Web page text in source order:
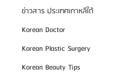
ข่าวสาร ประเทศเกาหลีใต้
Korean Doctor
Korean Plastic Surgery
Korean Beauty Tips